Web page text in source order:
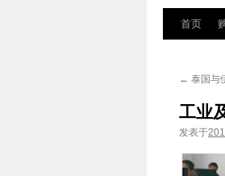
文
首页
← 泰国与
工业
发表于